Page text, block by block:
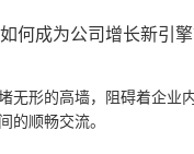
何成为公司增长新引擎
无形的高墙，阻碍着企业
的顺畅交流。